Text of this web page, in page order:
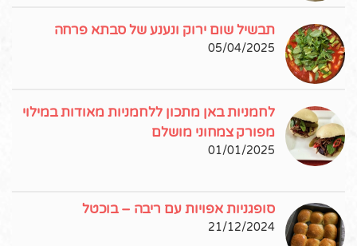
תבשיל שום ירוק ונענע של סבתא פרחה
05/04/2025
לחמניות באן מתכון ללחמניות מאודות במילוי
מפורק צמחוני מושלם
01/01/2025
סופגניות אפויות עם ריבה – בוכטל
21/12/2024